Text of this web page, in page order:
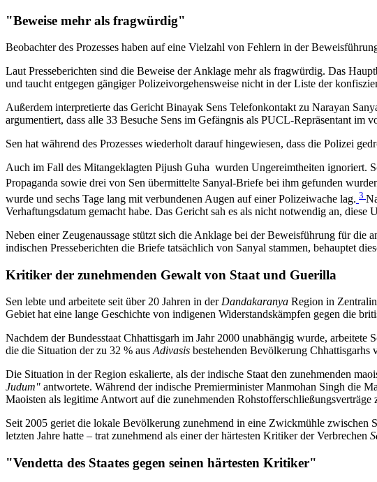
"Beweise mehr als fragwürdig"
Beobachter des Prozesses haben auf eine Vielzahl von Fehlern in der
Laut Presseberichten sind die Beweise der Anklage mehr als fragwürdig. Das
und taucht entgegen gängiger Polizeivorgehensweise nicht in der Liste der
Außerdem interpretierte das Gericht Binayak Sens Telefonkontakt zu Narayan
argumentiert, dass alle 33 Besuche Sens im Gefängnis als PUCL-Repräsentant im
Sen hat während des Prozesses wiederholt darauf hingewiesen, dass die Polizei
Auch im Fall des Mitangeklagten Pijush Guha wurden Ungereimtheiten ignoriert.
Propaganda sowie drei von Sen übermittelte Sanyal-Briefe bei ihm gefunden
wurde und sechs Tage lang mit verbundenen Augen auf einer Polizeiwache lag. 3
Verhaftungsdatum gemacht habe. Das Gericht sah es als nicht notwendig an, diese
Neben einer Zeugenaussage stützt sich die Anklage bei der Beweisführung für
indischen Presseberichten die Briefe tatsächlich von Sanyal stammen, behauptet
Kritiker der zunehmenden Gewalt von Staat und Guerilla
Sen lebte und arbeitete seit über 20 Jahren in der Dandakaranya Region in
Gebiet hat eine lange Geschichte von indigenen Widerstandskämpfen gegen die
Nachdem der Bundesstaat Chhattisgarh im Jahr 2000 unabhängig wurde,
die die Situation der zu 32 % aus Adivasis bestehenden Bevölkerung Chhattisgarhs
Die Situation in der Region eskalierte, als der indische Staat den zunehmenden
Judum" antwortete. Während der indische Premierminister Manmohan Singh die
Maoisten als legitime Antwort auf die zunehmenden
Seit 2005 geriet die lokale Bevölkerung zunehmend in eine Zwickmühle
letzten Jahre hatte – trat zunehmend als einer der härtesten Kritiker der Verbrechen
"Vendetta des Staates gegen seinen härtesten Kritiker"